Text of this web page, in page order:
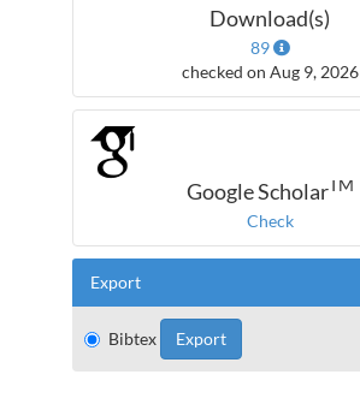
Download(s)
89
checked on Aug 9, 2026
Google ScholarTM
Check
Export
Bibtex